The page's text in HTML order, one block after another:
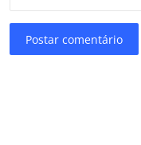
Postar comentário